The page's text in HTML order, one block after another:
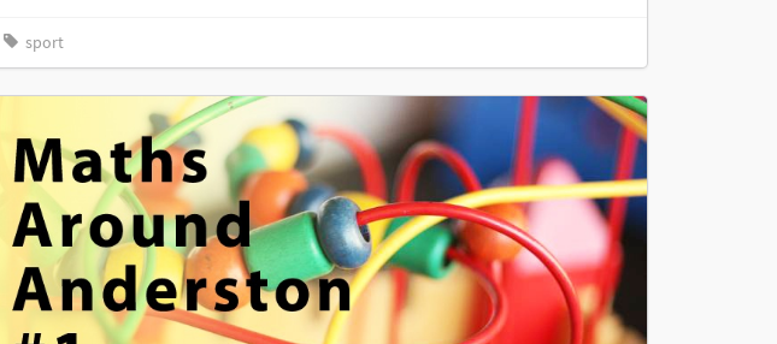
sport